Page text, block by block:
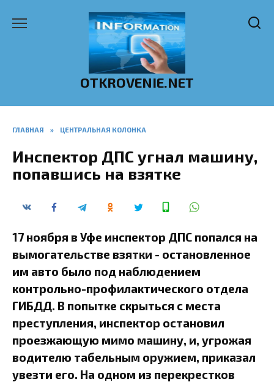
OTKROVENIE.NET
ГЛАВНАЯ » ЦЕНТРАЛЬНАЯ КОЛОНКА
Инспектор ДПС угнал машину,
попавшись на взятке
17 ноября в Уфе инспектор ДПС попался на
вымогательстве взятки - остановленное
им авто было под наблюдением
контрольно-профилактического отдела
ГИБДД. В попытке скрыться с места
преступления, инспектор остановил
проезжающую мимо машину, и, угрожая
водителю табельным оружием, приказал
увезти его. На одном из перекрестков